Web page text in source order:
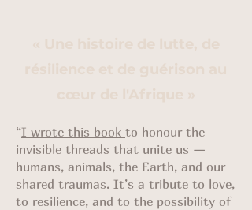
“I wrote this book to honour the
invisible threads that unite us —
humans, animals, the Earth, and our
shared traumas. It’s a tribute to love,
to resilience, and to the possibility of